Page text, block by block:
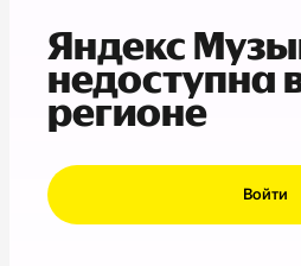
Яндекс
недоступна
регионе
Войти